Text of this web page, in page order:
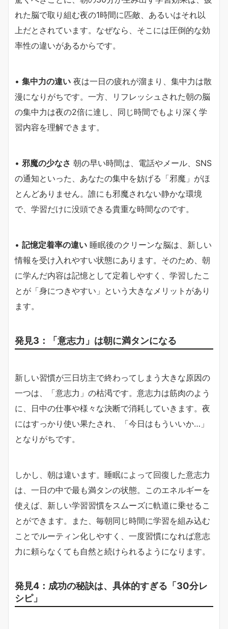
れた脳で取り組む夜の1時間に匹敵、あるいはそれ以
上だとされています。なぜなら、そこには圧倒的な効
率性の違いがあるからです。
• 集中力の違い 夜は一日の疲れが溜まり、集中力は散
漫になりがちです。一方、リフレッシュされた朝の脳
の集中力は夜の2倍に達し、同じ時間でもより深く学
習内容を理解できます。
• 邪魔の少なさ 朝の早い時間は、電話やメール、SNS
の通知といった、あなたの集中を妨げる「邪魔」がほ
とんどありません。誰にも邪魔されない静かな環境
で、学習だけに没頭できる貴重な時間なのです。
• 記憶定着率の違い 睡眠後のクリーンな脳は、新しい
情報を受け入れやすい状態にあります。そのため、朝
に学んだ内容は記憶として定着しやすく、学習したこ
とが「身につきやすい」という大きなメリットがあり
ます。
発見3：「意志力」は朝に満タンになる
新しい習慣が三日坊主で終わってしまう大きな原因の
一つは、「意志力」の枯渇です。意志力は筋肉のよう
に、日中の仕事や様々な決断で消耗していきます。夜
にはすっかり使い果たされ、「今日はもういいか…」
となりがちです。
しかし、朝は違います。睡眠によって回復した意志力
は、一日の中で最も満タンの状態。このエネルギーを
使えば、新しい学習習慣をスムーズに軌道に乗せるこ
とができます。また、毎朝同じ時間に学習を組み込む
ことでルーティン化しやすく、一度習慣になれば意志
力に頼らなくても自然と続けられるようになります。
発見4：成功の秘訣は、具体的すぎる「30分レ
シピ」